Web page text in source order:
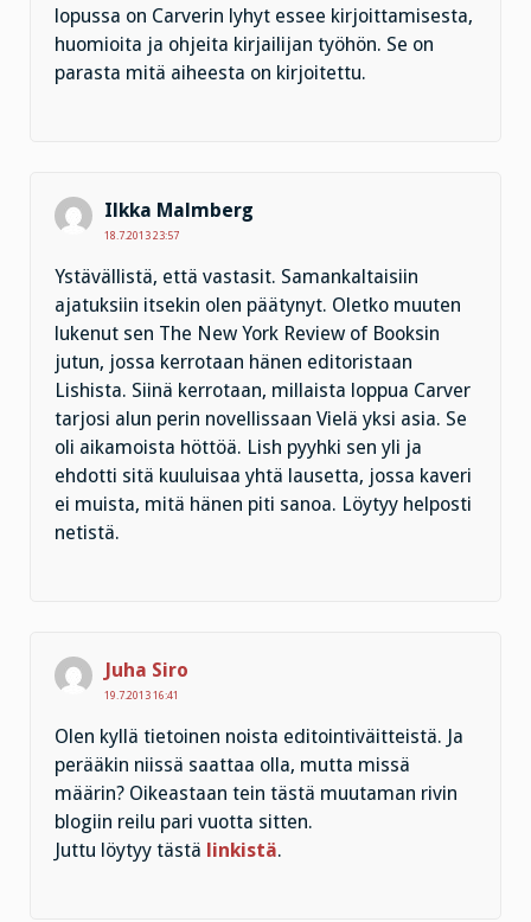
lopussa on Carverin lyhyt essee kirjoittamisesta,
huomioita ja ohjeita kirjailijan työhön. Se on
parasta mitä aiheesta on kirjoitettu.
Ilkka Malmberg
18.7.2013 23:57
Ystävällistä, että vastasit. Samankaltaisiin
ajatuksiin itsekin olen päätynyt. Oletko muuten
lukenut sen The New York Review of Booksin
jutun, jossa kerrotaan hänen editoristaan
Lishista. Siinä kerrotaan, millaista loppua Carver
tarjosi alun perin novellissaan Vielä yksi asia. Se
oli aikamoista höttöä. Lish pyyhki sen yli ja
ehdotti sitä kuuluisaa yhtä lausetta, jossa kaveri
ei muista, mitä hänen piti sanoa. Löytyy helposti
netistä.
Juha Siro
19.7.2013 16:41
Olen kyllä tietoinen noista editointiväitteistä. Ja
perääkin niissä saattaa olla, mutta missä
määrin? Oikeastaan tein tästä muutaman rivin
blogiin reilu pari vuotta sitten.
Juttu löytyy tästä linkistä.